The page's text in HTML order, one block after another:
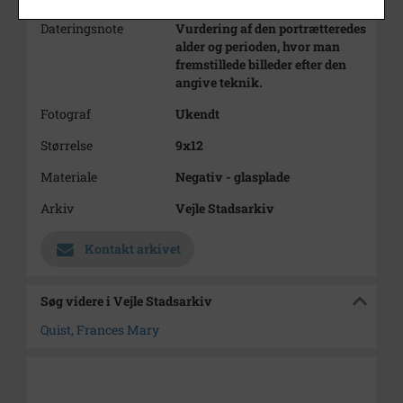
Dateringsnote
Vurdering af den portrætteredes
alder og perioden, hvor man
fremstillede billeder efter den
angive teknik.
Fotograf
Ukendt
Størrelse
9x12
Materiale
Negativ - glasplade
Arkiv
Vejle Stadsarkiv
Kontakt arkivet
Søg videre i Vejle Stadsarkiv
Quist, Frances Mary